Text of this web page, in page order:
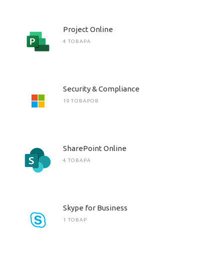
Project Online
4 ТОВАРА
Security & Compliance
19 ТОВАРОВ
SharePoint Online
4 ТОВАРА
Skype for Business
1 ТОВАР